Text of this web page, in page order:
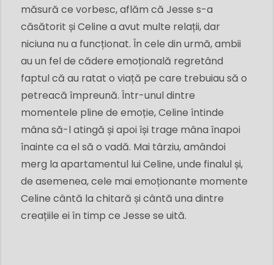
măsură ce vorbesc, aflăm că Jesse s-a
căsătorit și Celine a avut multe relații, dar
niciuna nu a funcționat. În cele din urmă, ambii
au un fel de cădere emoțională regretând
faptul că au ratat o viață pe care trebuiau să o
petreacă împreună. Într-unul dintre
momentele pline de emoție, Celine întinde
mâna să-l atingă și apoi își trage mâna înapoi
înainte ca el să o vadă. Mai târziu, amândoi
merg la apartamentul lui Celine, unde finalul și,
de asemenea, cele mai emoționante momente
Celine cântă la chitară și cântă una dintre
creațiile ei în timp ce Jesse se uită.